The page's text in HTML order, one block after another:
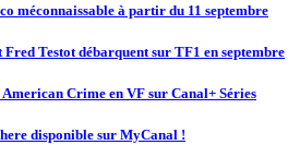
méconnaissable à partir du 11 septembre
Testot débarquent sur TF1 en septembre
Crime en VF sur Canal+ Séries
disponible sur MyCanal !